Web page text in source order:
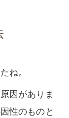
ね。
因がありま
性のものと